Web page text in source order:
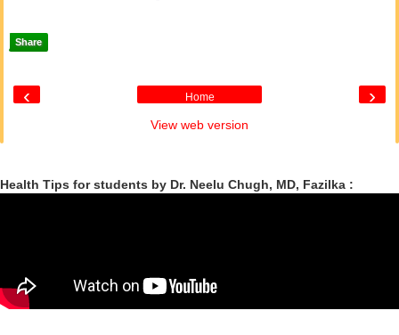
Share
‹ ›
Home
View web version
Health Tips for students by Dr. Neelu Chugh, MD, Fazilka :